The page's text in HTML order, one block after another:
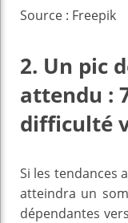
Source : Freepik
2. Un pic
attendu :
difficulté
Si les tendances
atteindra un
dépendantes